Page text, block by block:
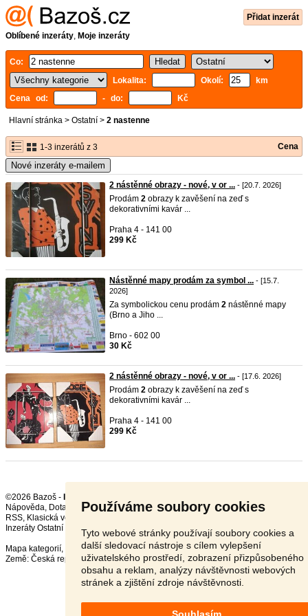
Používáme soubory cookies
Tyto webové stránky používají soubory cookies a
další sledovací nástroje s cílem vylepšení
uživatelského prostředí, zobrazení přizpůsobeného
obsahu a reklam, analýzy návštěvnosti webových
stránek a zjištění zdroje návštěvnosti.
Souhlasím
Přidat inzerát
Oblíbené inzeráty, Moje inzeráty
Co:
Lokalita:
Okolí:
km
Cena od:
- do: Kč
Hlavní stránka > Ostatní > 2 nastenne
1-3 inzerátů z 3 Cena
Nové inzeráty e-mailem
2 nástěnné obrazy - nové, v or ... - [20.7. 2026]
Prodám 2 obrazy k zavěšení na zeď s
dekorativními kavár ...
Praha 4 - 141 00
299 Kč
Nástěnné mapy prodám za symbol ... - [15.7.
2026]
Za symbolickou cenu prodám 2 nástěnné mapy
(Brno a Jiho ...
Brno - 602 00
30 Kč
2 nástěnné obrazy - nové, v or ... - [17.6. 2026]
Prodám 2 obrazy k zavěšení na zeď s
dekorativními kavár ...
Praha 4 - 141 00
299 Kč
©2026 Bazoš -
Nápověda, Dotazy Hodnocení,Kontakt, Reklama,Podmínky,Ochrana údajů
RSS,
Inzeráty Ostatní celkem:
150346 , za 24 hodin: 3597
Mapa kategorií,
Nejvyhledávanější výrazy
Země: Česká republika,Slovensko,Polsko,Rakousko